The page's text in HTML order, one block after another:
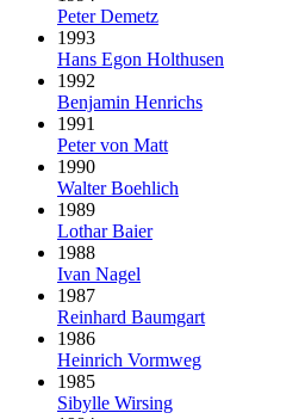
Peter Demetz
1993
Hans Egon Holthusen
1992
Benjamin Henrichs
1991
Peter von Matt
1990
Walter Boehlich
1989
Lothar Baier
1988
Ivan Nagel
1987
Reinhard Baumgart
1986
Heinrich Vormweg
1985
Sibylle Wirsing